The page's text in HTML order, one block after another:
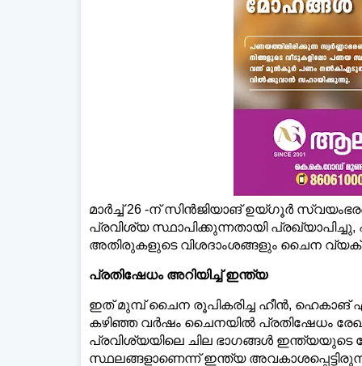
മാർച്ച്‌ 26 -ന് സിൻജിയാങ് ഉയ്ഗൂർ
പ്രവിശ്യ സ്ഥാപിക്കുന്നതായി
അതിരുകളുടെ വിശദാംശങ്ങളും ചൈന
പ്രതിഷേധം അറിയിച്ച്‌ ഇന്ത്യ
ഇത് മുമ്പ് ചൈന രൂപികരിച്ച ഹീൻ, ഹെകാങ്
കഴിഞ്ഞ വർഷം ചൈനയില്‍ പ്രതിഷേധം
പ്രവിശ്യയിലെ ചില ഭാഗങ്ങള്‍ ഇന്ത്യയുടെ
സ്ഥലങ്ങളാണെന്ന് ഇന്ത്യ